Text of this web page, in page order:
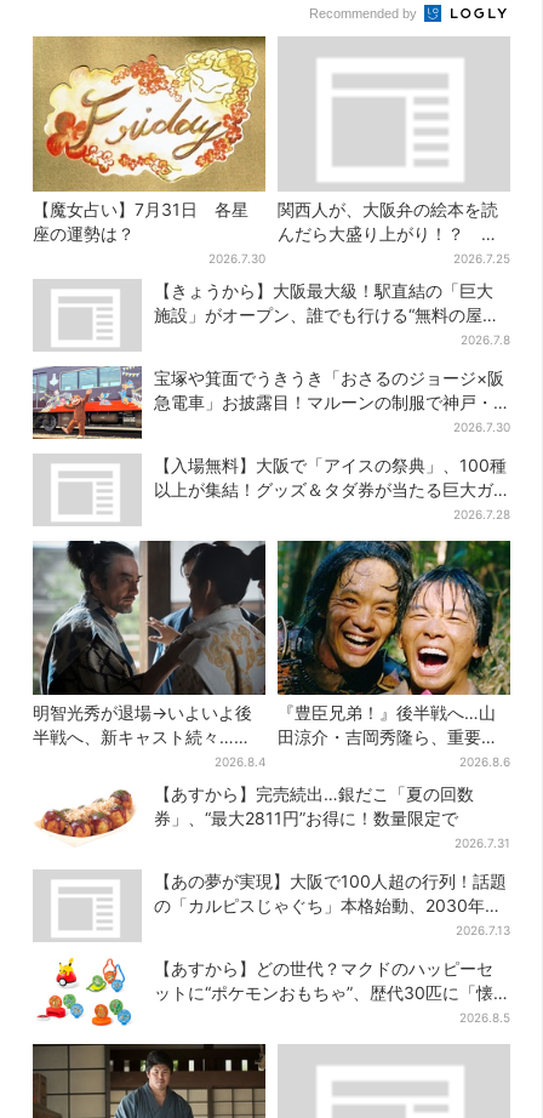
Recommended by
【魔女占い】7月31日 各星
座の運勢は？
2026.7.30
関西人が、大阪弁の絵本を読
んだら大盛り上がり！？ 書
店員が語る、“関西弁”絵本が
人気を集めるワケとは
2026.7.25
【きょうから】大阪最大級！駅直結の「巨大
施設」がオープン、誰でも行ける“無料の屋上
2026.7.8
宝塚や箕面でうきうき「おさるのジョージ×阪
急電車」お披露目！マルーンの制服で神戸・
2026.7.30
【入場無料】大阪で「アイスの祭典」、100種
以上が集結！グッズ＆タダ券が当たる巨大ガ
2026.7.28
明智光秀が退場→いよいよ後
半戦へ、新キャスト続々…
「豊臣兄弟！」振り返り＆第
30回あらすじ
2026.8.4
『豊臣兄弟！』後半戦へ…山
田涼介・吉岡秀隆ら、重要人
物のビジュアル解禁でSNS興
奮「キター！！」
2026.8.6
【あすから】完売続出…銀だこ「夏の回数
券」、“最大2811円”お得に！数量限定で
2026.7.31
【あの夢が実現】大阪で100人超の行列！話題
の「カルピスじゃぐち」本格始動、2030年ま
2026.7.13
【あすから】どの世代？マクドのハッピーセ
ットに“ポケモンおもちゃ”、歴代30匹に「懐
2026.8.5